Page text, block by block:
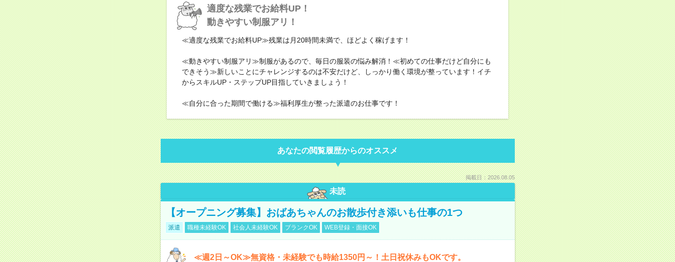
適度な残業でお給料UP！
動きやすい制服アリ！
≪適度な残業でお給料UP≫残業は月20時間未満で、ほどよく稼げます！
≪動きやすい制服アリ≫制服があるので、毎日の服装の悩み解消！≪初めての仕事だけど自分にも
できそう≫新しいことにチャレンジするのは不安だけど、しっかり働く環境が整っています！イチ
からスキルUP・ステップUP目指していきましょう！
≪自分に合った期間で働ける≫福利厚生が整った派遣のお仕事です！
あなたの閲覧履歴からのオススメ
掲載日：2026.08.05
未読
【オープニング募集】おばあちゃんのお散歩付き添いも仕事の1つ
派遣 職種未経験OK 社会人未経験OK ブランクOK WEB登録・面接OK
≪週2日～OK≫無資格・未経験でも時給1350円～！土日祝休みもOKです。